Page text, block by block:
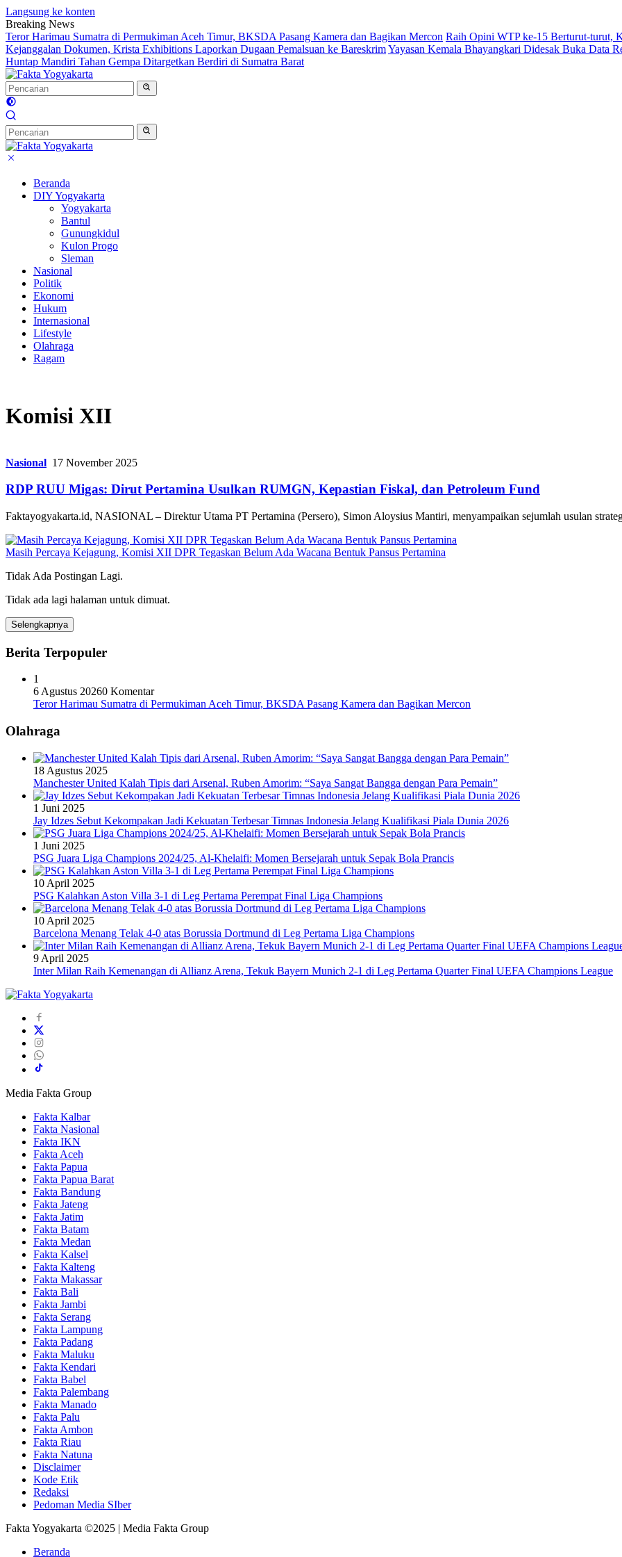
Langsung ke konten
Breaking News
Teror Harimau Sumatra di Permukiman Aceh Timur, BKSDA Pasang Kamera dan Bagikan Mercon Raih Opini WTP ke-15 Berturut-turut,
Kejanggalan Dokumen, Krista Exhibitions Laporkan Dugaan Pemalsuan ke BareskrimYayasan Kemala Bhayangkari Didesak Buka Data
Huntap Mandiri Tahan Gempa Ditargetkan Berdiri di Sumatra Barat
Beranda
DIY Yogyakarta
Yogyakarta
Bantul
Gunungkidul
Kulon Progo
Sleman
Nasional
Politik
Ekonomi
Hukum
Internasional
Lifestyle
Olahraga
Ragam
Komisi XII
Nasional 17 November 2025
RDP RUU Migas: Dirut Pertamina Usulkan RUMGN, Kepastian Fiskal, dan Petroleum Fund
Faktayogyakarta.id, NASIONAL – Direktur Utama PT Pertamina (Persero), Simon Aloysius Mantiri, menyampaikan sejumlah usulan
Masih Percaya Kejagung, Komisi XII DPR Tegaskan Belum Ada Wacana Bentuk Pansus Pertamina
Tidak Ada Postingan Lagi.
Tidak ada lagi halaman untuk dimuat.
Selengkapnya
Berita Terpopuler
1
6 Agustus 20260 Komentar
Teror Harimau Sumatra di Permukiman Aceh Timur, BKSDA Pasang Kamera dan Bagikan Mercon
Olahraga
18 Agustus 2025
Manchester United Kalah Tipis dari Arsenal, Ruben Amorim: “Saya Sangat Bangga dengan Para Pemain”
1 Juni 2025
Jay Idzes Sebut Kekompakan Jadi Kekuatan Terbesar Timnas Indonesia Jelang Kualifikasi Piala Dunia 2026
1 Juni 2025
PSG Juara Liga Champions 2024/25, Al-Khelaifi: Momen Bersejarah untuk Sepak Bola Prancis
10 April 2025
PSG Kalahkan Aston Villa 3-1 di Leg Pertama Perempat Final Liga Champions
10 April 2025
Barcelona Menang Telak 4-0 atas Borussia Dortmund di Leg Pertama Liga Champions
9 April 2025
Inter Milan Raih Kemenangan di Allianz Arena, Tekuk Bayern Munich 2-1 di Leg Pertama Quarter Final UEFA Champions League
Media Fakta Group
Fakta Kalbar
Fakta Nasional
Fakta IKN
Fakta Aceh
Fakta Papua
Fakta Papua Barat
Fakta Bandung
Fakta Jateng
Fakta Jatim
Fakta Batam
Fakta Medan
Fakta Kalsel
Fakta Kalteng
Fakta Makassar
Fakta Bali
Fakta Jambi
Fakta Serang
Fakta Lampung
Fakta Padang
Fakta Maluku
Fakta Kendari
Fakta Babel
Fakta Palembang
Fakta Manado
Fakta Palu
Fakta Ambon
Fakta Riau
Fakta Natuna
Disclaimer
Kode Etik
Redaksi
Pedoman Media SIber
Fakta Yogyakarta ©2025 | Media Fakta Group
Beranda